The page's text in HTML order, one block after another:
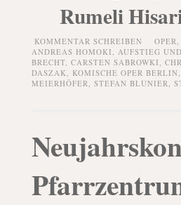
Rumeli
KOMMENTAR SCHREIBEN
ANDREAS HOMOKI, AUFSTIEG
BRECHT, CARSTEN SABROWKI,
DASZAK, KOMISCHE OPER BERLIN
MEIERHÖFER, STEFAN BLUNIER,